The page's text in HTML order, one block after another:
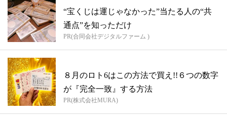
“宝くじは運じゃなかった”当たる人の“共
通点”を知っただけ
PR(合同会社デジタルファーム )
８月のロト6はこの方法で買え!!６つの数字
が『完全一致』する方法
PR(株式会社MURA)